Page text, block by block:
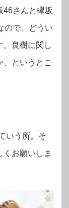
46さんと欅坂
ので、どうい
。良樹に関し
というとこ
いう所。そ
お願いしま